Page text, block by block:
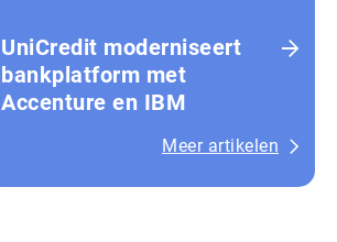
UniCredit moderniseert
bankplatform met
Accenture en IBM
Meer artikelen